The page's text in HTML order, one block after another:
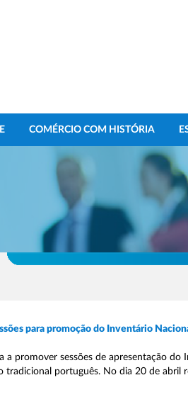
COMÉRCIO COM HISTÓRIA
para promoção do Inventário
a promover sessões de apresentação
português. No dia 20 de abril